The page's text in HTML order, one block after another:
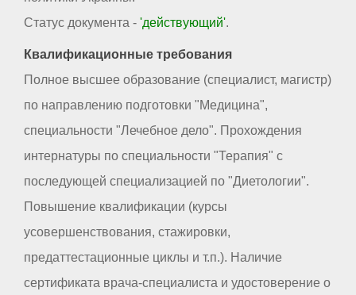
Статус документа - 'действующий'.
Квалификационные требования
Полное высшее образование (специалист, магистр)
по направлению подготовки "Медицина",
специальности "Лечебное дело". Прохождения
интернатуры по специальности "Терапия" с
последующей специализацией по "Диетологии".
Повышение квалификации (курсы
усовершенствования, стажировки,
предаттестационные циклы и т.п.). Наличие
сертификата врача-специалиста и удостоверение о